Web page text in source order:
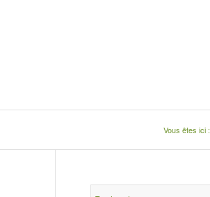
Vous êtes ici :